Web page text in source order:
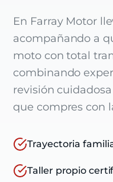
En Farray Motor
acompañando a
moto con total
combinando
revisión
que compres con
Trayectoria
Taller propio